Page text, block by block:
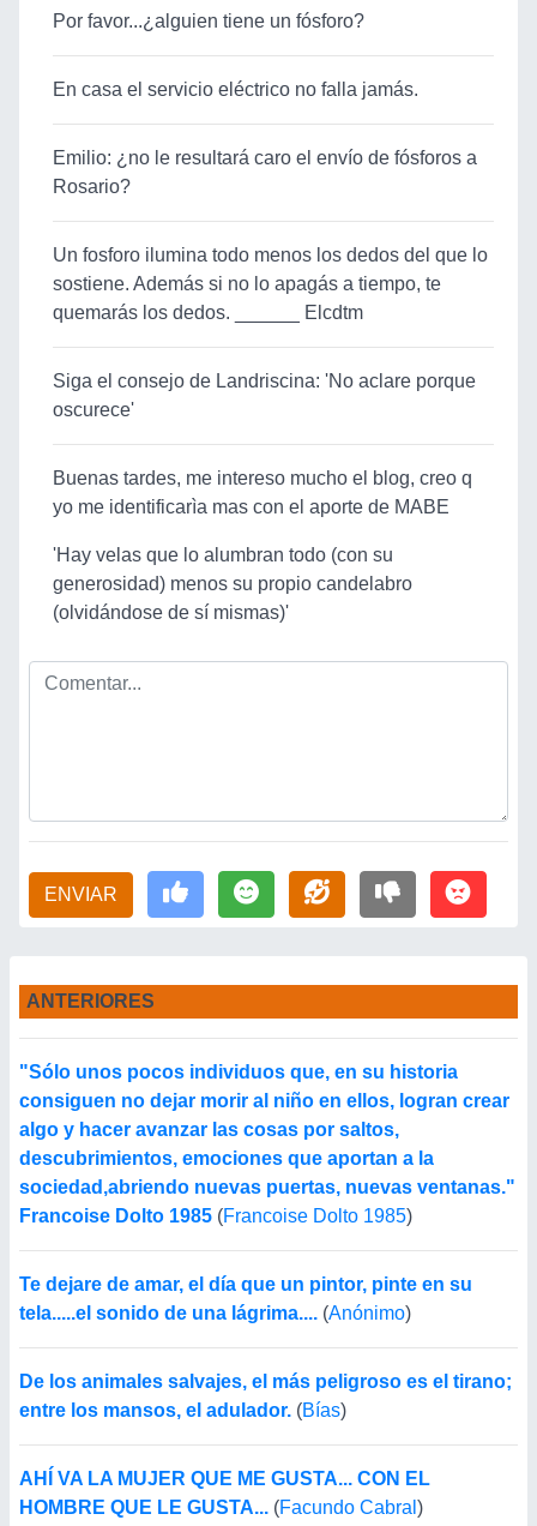
Por favor...¿alguien tiene un fósforo?
En casa el servicio eléctrico no falla jamás.
Emilio: ¿no le resultará caro el envío de fósforos a
Rosario?
Un fosforo ilumina todo menos los dedos del que lo
sostiene. Además si no lo apagás a tiempo, te
quemarás los dedos. ______ Elcdtm
Siga el consejo de Landriscina: 'No aclare porque
oscurece'
Buenas tardes, me intereso mucho el blog, creo q
yo me identificarìa mas con el aporte de MABE
'Hay velas que lo alumbran todo (con su
generosidad) menos su propio candelabro
(olvidándose de sí mismas)'
ENVIAR
ANTERIORES
"Sólo unos pocos individuos que, en su historia
consiguen no dejar morir al niño en ellos, logran crear
algo y hacer avanzar las cosas por saltos,
descubrimientos, emociones que aportan a la
sociedad,abriendo nuevas puertas, nuevas ventanas."
Francoise Dolto 1985 (Francoise Dolto 1985)
Te dejare de amar, el día que un pintor, pinte en su
tela.....el sonido de una lágrima.... (Anónimo)
De los animales salvajes, el más peligroso es el tirano;
entre los mansos, el adulador. (Bías)
AHÍ VA LA MUJER QUE ME GUSTA... CON EL
HOMBRE QUE LE GUSTA... (Facundo Cabral )